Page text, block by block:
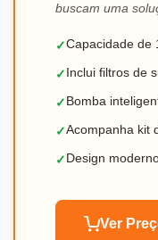
buscam uma
✓Capacidade de
✓ Inclui filtros de
✓ Bomba
✓Acompanha kit
✓ Design
Ver